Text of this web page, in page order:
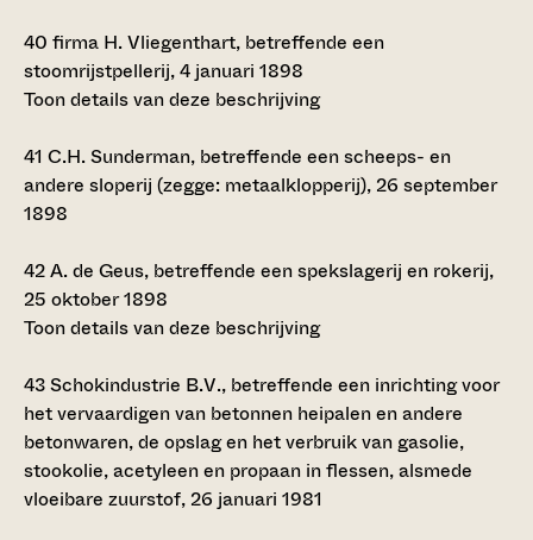
40 firma H. Vliegenthart, betreffende een
stoomrijstpellerij, 4 januari 1898
Toon details van deze beschrijving
41 C.H. Sunderman, betreffende een scheeps- en
andere sloperij (zegge: metaalklopperij), 26 september
1898
42A. de Geus, betreffende een spekslagerij en rokerij,
25 oktober 1898
Toon details van deze beschrijving
43Schokindustrie B.V., betreffende een inrichting voor
het vervaardigen van betonnen heipalen en andere
betonwaren, de opslag en het verbruik van gasolie,
stookolie, acetyleen en propaan in flessen, alsmede
vloeibare zuurstof, 26 januari 1981